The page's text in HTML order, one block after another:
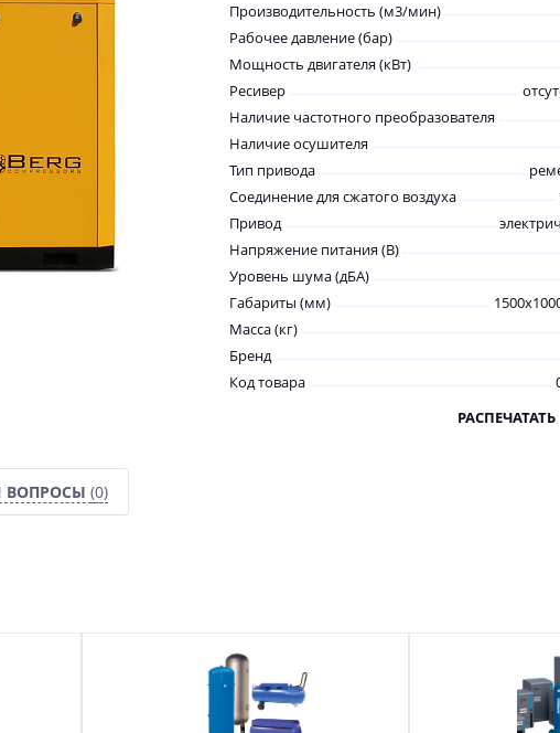
Производительность (м3/мин)
Рабочее давление (бар)
Мощность двигателя (кВт)
Ресивер
Наличие частотного преобразователя
Наличие осушителя
Тип привода
Соединение для сжатого воздуха
Привод
Напряжение питания (В)
Уровень шума (дБА)
Габариты (мм)
Масса (кг)
Бренд
Код товара
РАСПЕЧАТАТЬ
ВОПРОСЫ (0)